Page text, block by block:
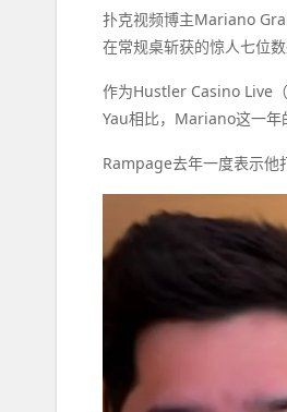
扑克视频博主Mariano
在常规桌斩获的惊人七位数
作为Hustler Casino Live
Yau相比，Mariano这一年
Rampage去年一度表示他